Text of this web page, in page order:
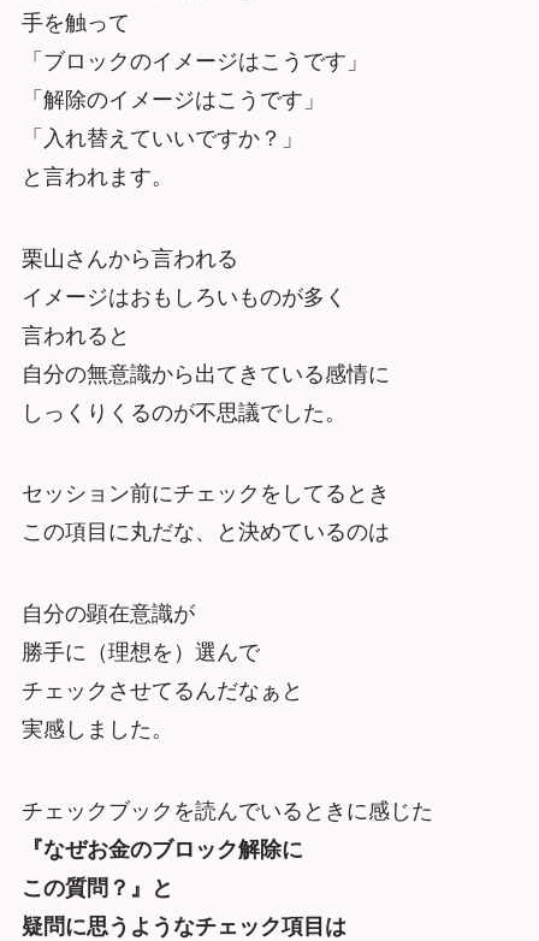
手を触って
「ブロックのイメージはこうです」
「解除のイメージはこうです」
「入れ替えていいですか？」
と言われます。
栗山さんから言われる
イメージはおもしろいものが多く
言われると
自分の無意識から出てきている感情に
しっくりくるのが不思議でした。
セッション前にチェックをしてるとき
この項目に丸だな、と決めているのは
自分の顕在意識が
勝手に（理想を）選んで
チェックさせてるんだなぁと
実感しました。
チェックブックを読んでいるときに感じた
『なぜお金のブロック解除に
この質問？』と
疑問に思うようなチェック項目は